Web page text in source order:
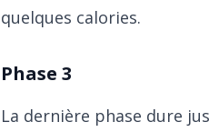
quelques calories.
Phase 3
La dernière phase dure